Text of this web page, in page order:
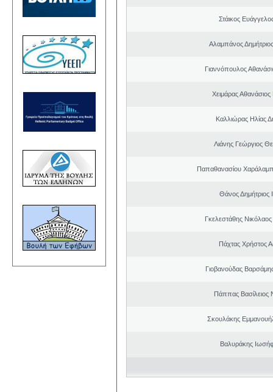
Στάικος
Αλαμπάνος
Γιαννόπουλος
Χειμάρας
Καλλιώρας Ηλίας
Λιάνης Γεώργιος
Παπαθανασίου
Θάνος Δημήτριος
Γκελεστάθης
Πάχτας Χρήστος
Γιοβανούδας
Πάππας Βασίλειος
Σκουλάκης
Βαλυράκης